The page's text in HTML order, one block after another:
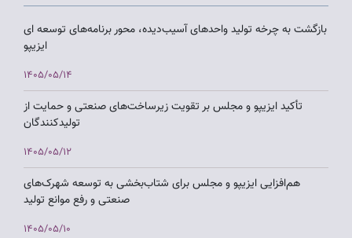
بازگشت به چرخه تولید واحدهای آسیب‌دیده، محور برنامه‌های توسعه ای
ایزیپو
1405/05/14
تأکید ایزیپو و مجلس بر تقویت زیرساخت‌های صنعتی و حمایت از
تولیدکنندگان
1405/05/12
هم‌افزایی ایزیپو و مجلس برای شتاب‌بخشی به توسعه شهرک‌های
صنعتی و رفع موانع تولید
1405/05/10